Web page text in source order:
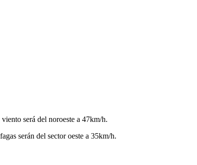
será del noroeste a 47km/h.
serán del sector oeste a 35km/h.